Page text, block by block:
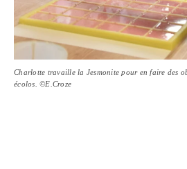
Charlotte travaille la Jesmonite pour en faire des
écolos. ©E.Croze